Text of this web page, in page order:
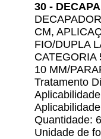
30 -
CM,
FIO/DUPLA
CATEGORIA
10 MM/
Tratamento
Quantidade: 6
Unidade de